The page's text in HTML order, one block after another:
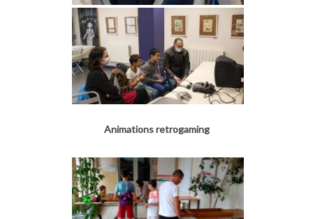
Animations retrogaming